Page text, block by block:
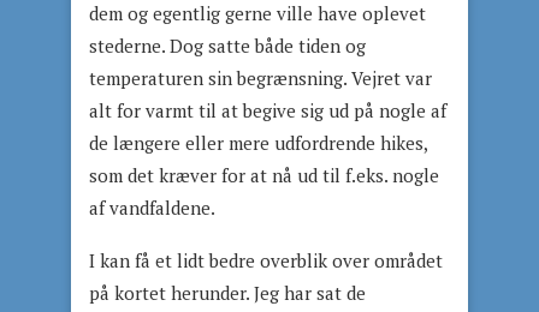
dem og egentlig gerne ville have oplevet
stederne. Dog satte både tiden og
temperaturen sin begrænsning. Vejret var
alt for varmt til at begive sig ud på nogle af
de længere eller mere udfordrende hikes,
som det kræver for at nå ud til f.eks. nogle
af vandfaldene.
I kan få et lidt bedre overblik over området
på kortet herunder. Jeg har sat de